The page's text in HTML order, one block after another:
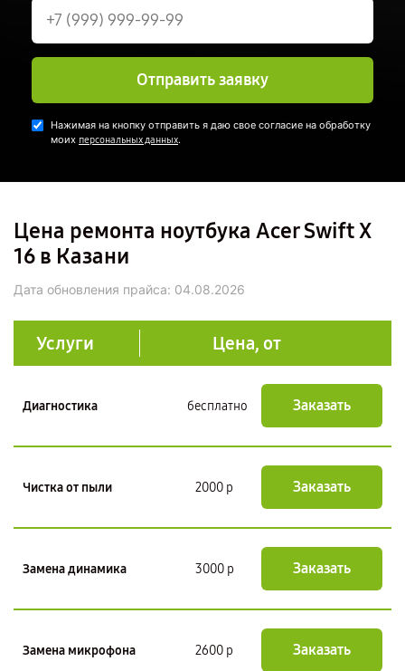
Отправить заявку
Нажимая на кнопку отправить я даю свое согласие на обработку
моих персональных данных.
Цена ремонта ноутбука Acer Swift X
16 в Казани
Дата обновления прайса: 04.08.2026
Услуги Цена, от
Диагностика бесплатно Заказать
Чистка от пыли 2000 р Заказать
Замена динамика 3000 р Заказать
Замена микрофона 2600 р Заказать